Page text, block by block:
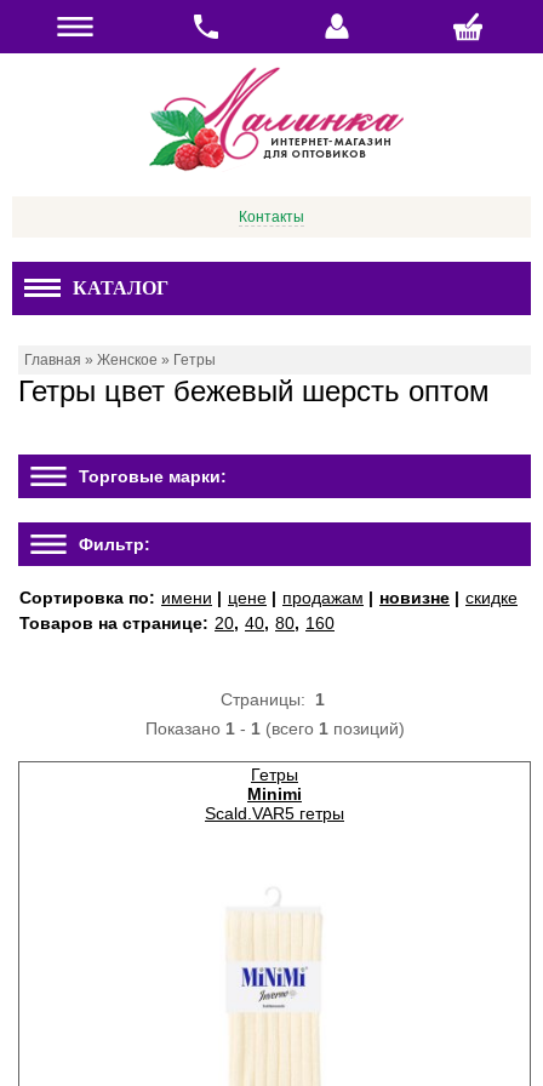
Контакты
КАТАЛОГ
Главная » Женское » Гетры
Гетры цвет бежевый шерсть оптом
Торговые марки:
Фильтр:
Сортировка по: имени | цене | продажам | новизне | скидке
Товаров на странице: 20, 40, 80, 160
Страницы: 1
Показано 1- 1(всего 1позиций)
Гетры
Minimi
Scald.VAR5 гетры